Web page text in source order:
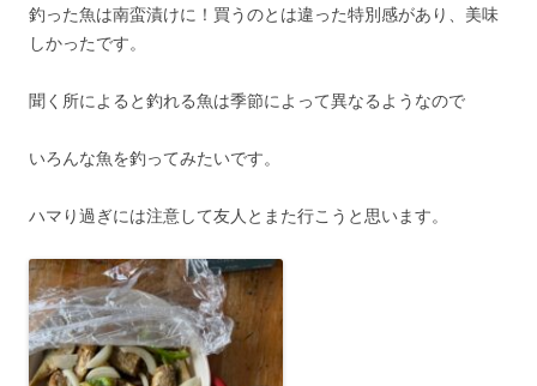
釣った魚は南蛮漬けに！買うのとは違った特別感があり、美味
しかったです。
聞く所によると釣れる魚は季節によって異なるようなので
いろんな魚を釣ってみたいです。
ハマり過ぎには注意して友人とまた行こうと思います。